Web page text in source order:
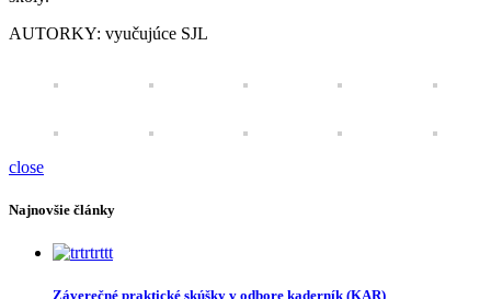
AUTORKY: vyučujúce SJL
close
Najnovšie články
Záverečné praktické skúšky v odbore kaderník (KAR)